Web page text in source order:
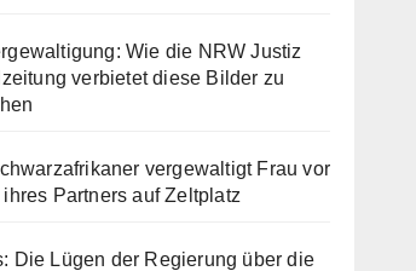
Wie die NRW Justiz
verbietet diese Bilder zu
vergewaltigt Frau vor
Partners auf Zeltplatz
Die Lügen der Regierung über die